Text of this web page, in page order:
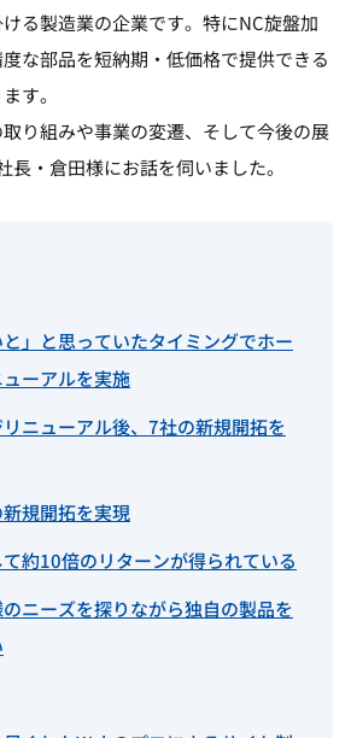
る製造業の企業です。特にNC旋盤加
な部品を短納期・低価格で提供できる
す。
り組みや事業の変遷、そして今後の展
長・倉田様にお話を伺いました。
と」と思っていたタイミングでホー
ーアルを実施
ニューアル後、7社の新規開拓を
規開拓を実現
約10倍のリターンが得られている
ニーズを探りながら独自の製品を